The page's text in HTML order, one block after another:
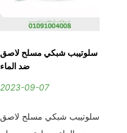
سلوتيبب شبكي مسلح لاصق
ضد الماء
2023-09-07
سلوتيبب شبكي مسلح لاصق